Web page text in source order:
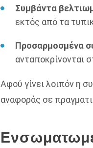
Συμβάντα
εκτός από τα
Προσαρμοσμένα
ανταποκρίνονται
Αφού γίνει λοιπόν η
αναφοράς σε